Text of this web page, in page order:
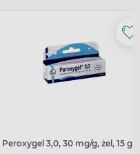
Peroxygel 3,0, 30 mg/g, żel, 15 g